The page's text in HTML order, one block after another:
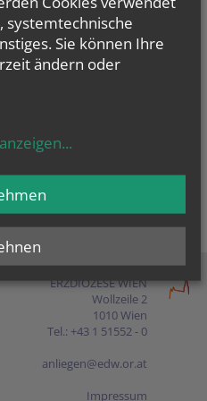
Presse
Shop
ERZDIÖZESE WIEN
Wollzeile 2
1010 Wien
Tel.: +43 1 51552 - 0
anliegen@edw.or.at
Impressum
systemtechnische
Sie können Ihre
ändern oder
...